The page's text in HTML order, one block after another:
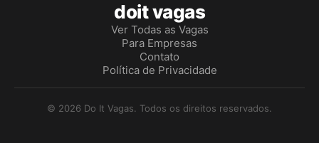
doit vagas
Ver Todas as Vagas
Para Empresas
Contato
Política de Privacidade
© 2026 Do It Vagas. Todos os direitos reservados.